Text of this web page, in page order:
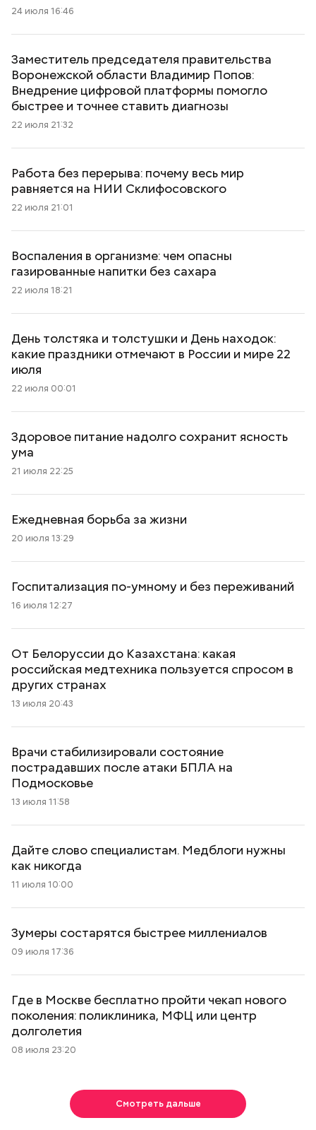
24 июля 16:46
Заместитель председателя правительства
Воронежской области Владимир Попов:
Внедрение цифровой платформы помогло
быстрее и точнее ставить диагнозы
22 июля 21:32
Работа без перерыва: почему весь мир
равняется на НИИ Склифосовского
22 июля 21:01
Воспаления в организме: чем опасны
газированные напитки без сахара
22 июля 18:21
День толстяка и толстушки и День находок:
какие праздники отмечают в России и мире 22
июля
22 июля 00:01
Здоровое питание надолго сохранит ясность
ума
21 июля 22:25
Ежедневная борьба за жизни
20 июля 13:29
Госпитализация по-умному и без переживаний
16 июля 12:27
От Белоруссии до Казахстана: какая
российская медтехника пользуется спросом в
других странах
13 июля 20:43
Врачи стабилизировали состояние
пострадавших после атаки БПЛА на
Подмосковье
13 июля 11:58
Дайте слово специалистам. Медблоги нужны
как никогда
11 июля 10:00
Зумеры состарятся быстрее миллениалов
09 июля 17:36
Где в Москве бесплатно пройти чекап нового
поколения: поликлиника, МФЦ или центр
долголетия
08 июля 23:20
Смотреть дальше